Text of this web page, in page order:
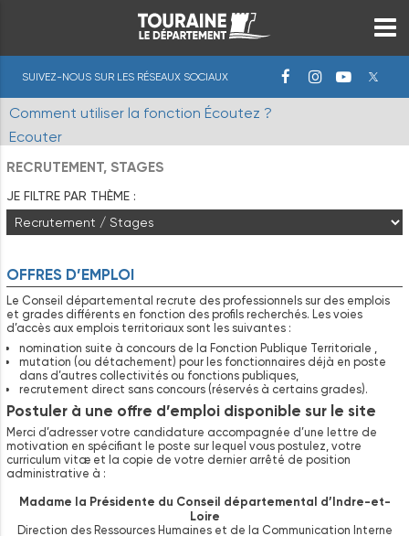
SUIVEZ-NOUS SUR LES RÉSEAUX SOCIAUX
Comment utiliser la fonction Écoutez ?
Ecouter
RECRUTEMENT, STAGES
JE FILTRE PAR THÈME :
OFFRES D’EMPLOI
Le Conseil départemental recrute des professionnels sur des emplois
et grades différents en fonction des profils recherchés. Les voies
d’accès aux emplois territoriaux sont les suivantes :
nomination suite à concours de la Fonction Publique Territoriale ,
mutation (ou détachement) pour les fonctionnaires déjà en poste
dans d’autres collectivités ou fonctions publiques,
recrutement direct sans concours (réservés à certains grades).
Postuler à une offre d’emploi disponible sur le site
Merci d’adresser votre candidature accompagnée d’une lettre de
motivation en spécifiant le poste sur lequel vous postulez, votre
curriculum vitæ et la copie de votre dernier arrêté de position
administrative à :
Madame la Présidente du Conseil départemental d’Indre-et-
Loire
Direction des Ressources Humaines et de la Communication Interne